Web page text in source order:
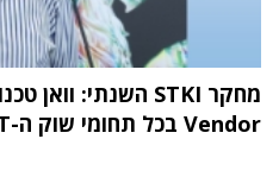
Vendor בכל תחומי שוק ה-IT